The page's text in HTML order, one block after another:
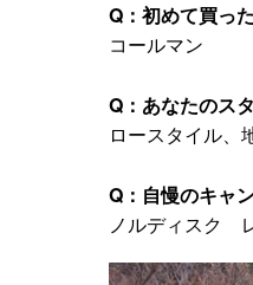
Q：初めて買っ
コールマン
Q：あなたのス
ロースタイル、
Q：自慢のキャ
ノルディスク